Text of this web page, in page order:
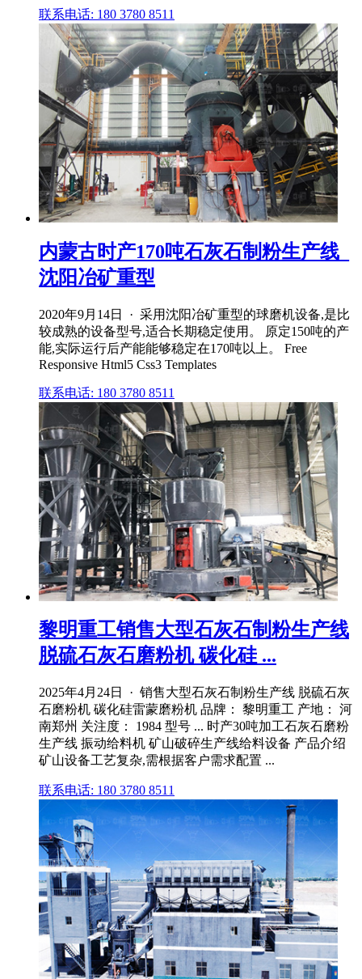
联系电话: 180 3780 8511
内蒙古时产170吨石灰石制粉生产线_
沈阳冶矿重型
2020年9月14日 · 采用沈阳冶矿重型的球磨机设备,是比
较成熟的设备型号,适合长期稳定使用。 原定150吨的产
能,实际运行后产能能够稳定在170吨以上。 Free
Responsive Html5 Css3 Templates
联系电话: 180 3780 8511
黎明重工销售大型石灰石制粉生产线
脱硫石灰石磨粉机 碳化硅 ...
2025年4月24日 · 销售大型石灰石制粉生产线 脱硫石灰
石磨粉机 碳化硅雷蒙磨粉机 品牌： 黎明重工 产地： 河
南郑州 关注度： 1984 型号 ... 时产30吨加工石灰石磨粉
生产线 振动给料机 矿山破碎生产线给料设备 产品介绍
矿山设备工艺复杂,需根据客户需求配置 ...
联系电话: 180 3780 8511